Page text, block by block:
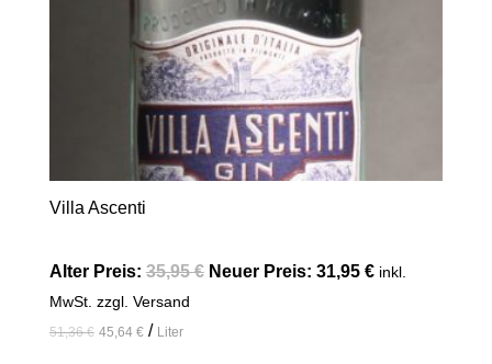
Villa Ascenti
Alter Preis: 35,95€ Neuer Preis: 31,95 € inkl.
MwSt. zzgl. Versand
51,36€ 45,64 €/ Liter